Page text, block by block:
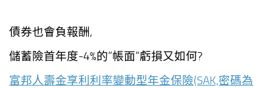
債券也會負報酬,
儲蓄險首年度-4%的”帳面”虧損又如何?
富邦人壽金享利利率變動型年金保險(SAK,密碼為